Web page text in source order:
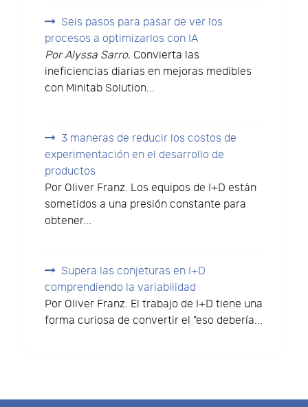
Seis pasos para pasar de ver los
procesos a optimizarlos con IA
Por Alyssa Sarro. Convierta las
ineficiencias diarias en mejoras medibles
con Minitab Solution...
3 maneras de reducir los costos de
experimentación en el desarrollo de
productos
Por Oliver Franz. Los equipos de I+D están
sometidos a una presión constante para
obtener...
Supera las conjeturas en I+D
comprendiendo la variabilidad
Por Oliver Franz. El trabajo de I+D tiene una
forma curiosa de convertir el "eso debería...